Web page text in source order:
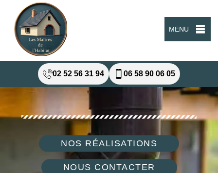
MENU
02 52 56 31 94 06 58 90 06 05
NOS RÉALISATIONS
NOUS CONTACTER